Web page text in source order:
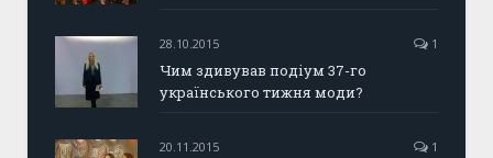
28.10.2015 1
Чим здивував подіум 37-го
українського тижня моди?
20.11.2015 1